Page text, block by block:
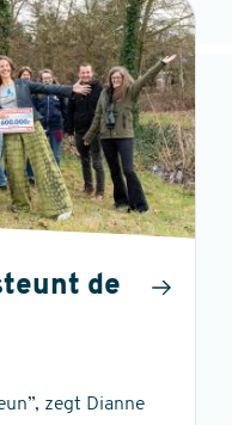
de
zegt Dianne